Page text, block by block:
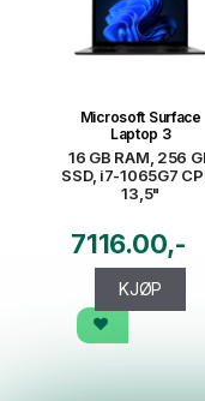
Microsoft Surface
Laptop 3
16 GB RAM, 256
SSD, i7-1065G7
13,5"
7116.00
KJØP